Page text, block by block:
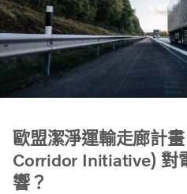
歐盟潔淨運輸走廊計
Corridor Initiative) 對
響？